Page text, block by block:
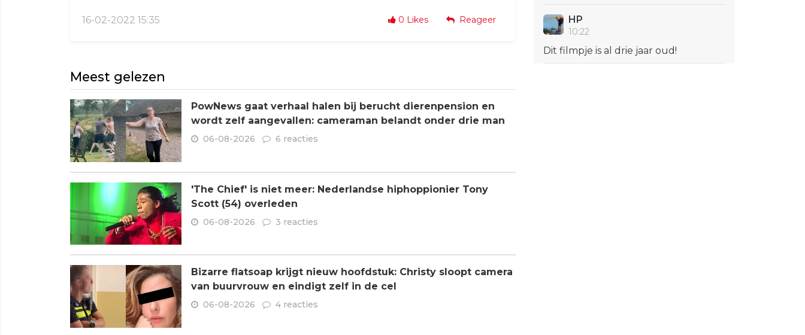
16-02-2022 15:35 0 Likes Reageer
Meest gelezen
PowNews gaat verhaal halen bij berucht dierenpension en
wordt zelf aangevallen: cameraman belandt onder drie man
06-08-2026 6 reacties
'The Chief' is niet meer: Nederlandse hiphoppionier Tony
Scott (54) overleden
06-08-2026 3 reacties
Bizarre flatsoap krijgt nieuw hoofdstuk: Christy sloopt camera
van buurvrouw en eindigt zelf in de cel
06-08-2026 4 reacties
HP
10:22
Dit filmpje is al drie jaar oud!